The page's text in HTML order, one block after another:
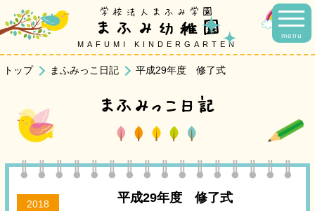
menu
学校法人まふみ学園
まふみ幼稚園
MAFUMI KINDERGARTEN
トップ まふみっこ日記 平成29年度 修了式
まふみっこ日記
平成29年度 修了式
2018